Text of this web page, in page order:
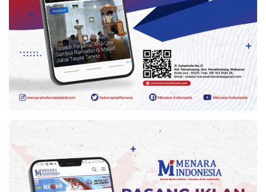
Olahraga